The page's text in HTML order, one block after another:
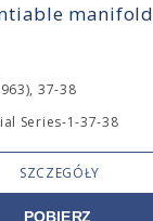
manifold
37-38
Series-1-37-38
SZCZEGÓŁY